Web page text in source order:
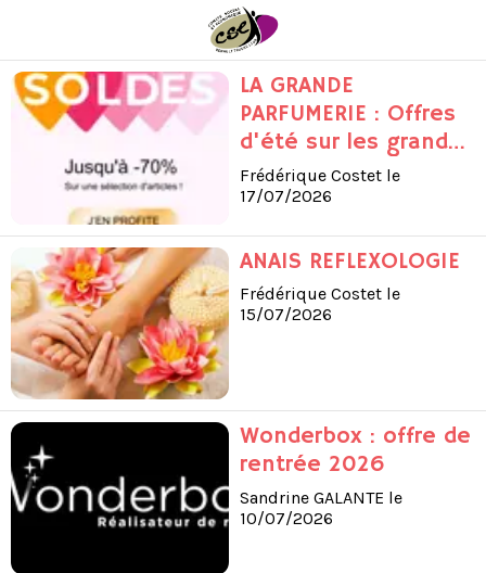
LA GRANDE
PARFUMERIE : Offres
d'été sur les grandes
marques
Frédérique Costet le
17/07/2026
ANAIS REFLEXOLOGIE
Frédérique Costet le
15/07/2026
Wonderbox : offre de
rentrée 2026
Sandrine GALANTE le
10/07/2026